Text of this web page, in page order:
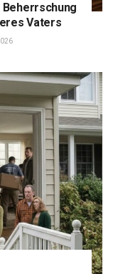
Beherrschung
Vaters